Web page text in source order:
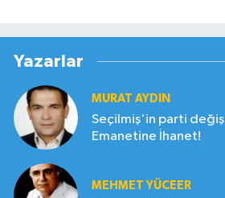
Yazarlar
MURAT AYDIN
Seçilmiş'in parti
Emanetine İhanet!
MEHMET YÜCEER